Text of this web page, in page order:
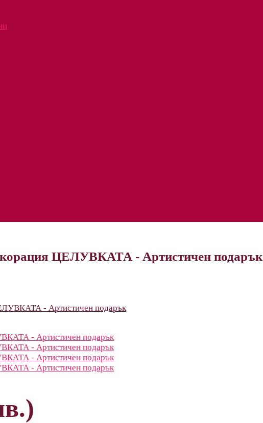
ЦЕЛУВКАТА - Артистичен подарък
- Артистичен подарък